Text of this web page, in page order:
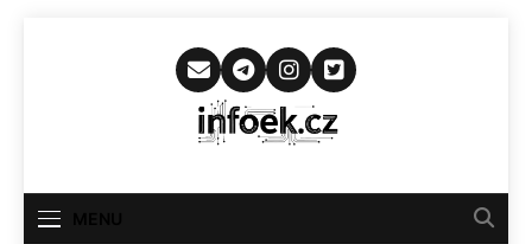
Infoek.cz
Novinkám